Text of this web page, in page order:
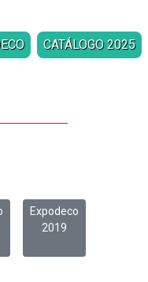
CATÁLOGO 2025
Expodeco
2019